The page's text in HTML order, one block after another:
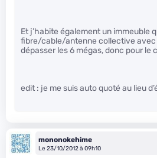
Et j’habite également un immeuble
fibre/cable/antenne collective avec
dépasser les 6 mégas, donc pour le
edit : je me suis auto quoté au lieu
mononokehime
Le 23/10/2012 à 09h10